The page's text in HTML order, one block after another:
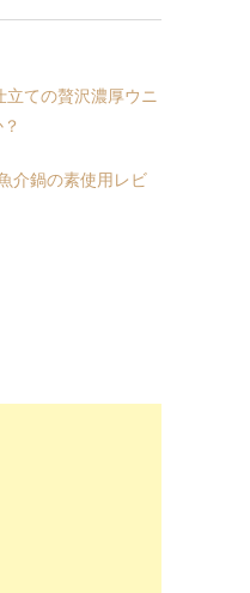
ての贅沢濃厚ウニ
介鍋の素使用レビ